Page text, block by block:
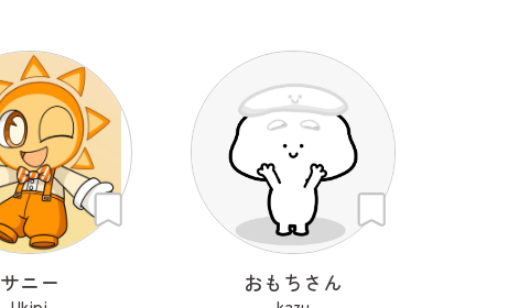
サニー おもちさん